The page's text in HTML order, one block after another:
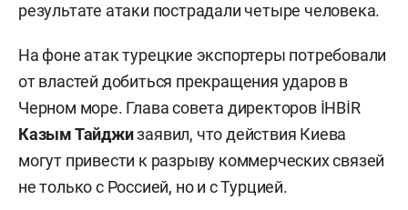
результате атаки пострадали четыре человека.
На фоне атак турецкие экспортеры потребовали
от властей добиться прекращения ударов в
Черном море. Глава совета директоров İHBİR
Казым Тайджизаявил, что действия Киева
могут привести к разрыву коммерческих связей
не только с Россией, но и с Турцией.